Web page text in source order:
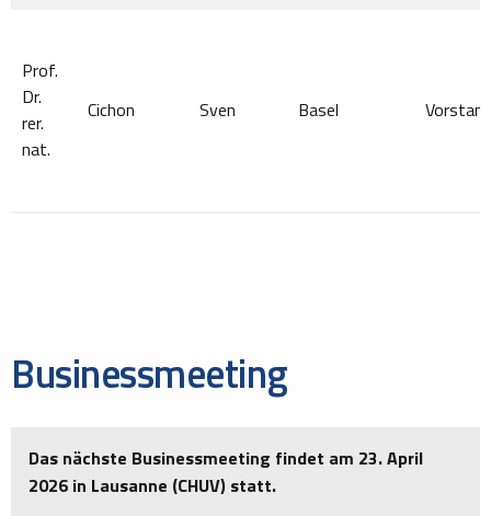
Prof.
Dr.
rer.
nat.
Cichon Sven Basel Vorstand
Businessmeeting
Das nächste Businessmeeting findet am 23. April
2026 in Lausanne (CHUV) statt.